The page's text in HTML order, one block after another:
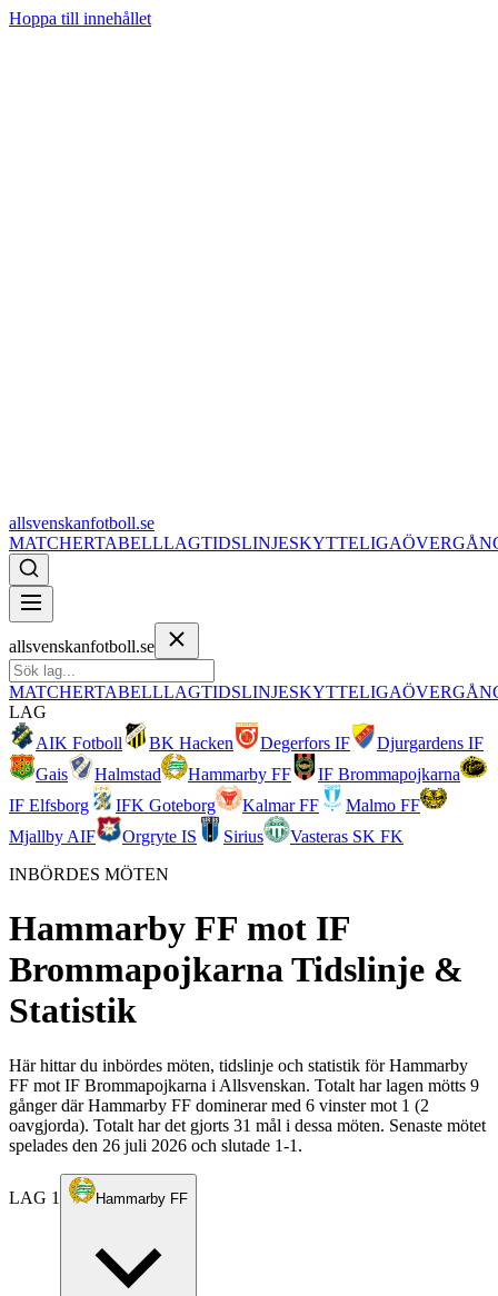
Hoppa till innehållet
allsvenskanfotboll.se
MATCHERTABELLLAGTIDSLINJESKYTTELIGA
allsvenskanfotboll.se
MATCHERTABELLLAGTIDSLINJESKYTTELIGA
LAG
AIK Fotboll
BK Hacken Degerfors IF
Djurgardens IF
Gais
Halmstad Hammarby FF
IF Brommapojkarna
IF Elfsborg
IFK Goteborg Kalmar FF
Malmo FF
Mjallby AIF
Orgryte IS Sirius
Vasteras SK FK
INBÖRDES MÖTEN
Hammarby FF mot IF
BrommapojkarnaTidslinje &
Statistik
Här hittar du inbördes möten, tidslinje och statistik för Hammarby
FF mot IF Brommapojkarna i Allsvenskan. Totalt har lagen mötts 9
gånger där Hammarby FF dominerar med 6 vinster mot 1 (2
oavgjorda). Totalt har det gjorts 31 mål i dessa möten. Senaste mötet
spelades den 26 juli 2026 och slutade 1-1.
LAG 1 Hammarby FF